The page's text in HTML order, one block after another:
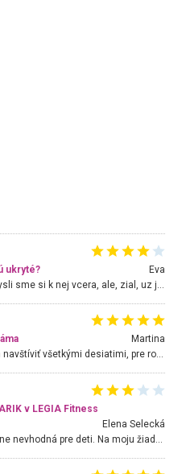
ukryté?
Eva
Martina
Nádherné miesto ktoré odporúčam navštíviť všetkými desiatimi, pre rodiny s deťmi, dôchodcom... Proste a jednoducho ozaj rozprávkový les.. určite ešte prídeme. Odniesli sme si na pamiatku krásne tričká,
v LEGIA Fitness
Elena Selecká
Kútik výborný, ale hlučná hudba úplne nevhodná pre deti. Na moju žiadosť o aspoň sušenie nereagovali.